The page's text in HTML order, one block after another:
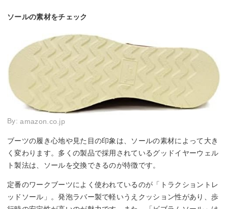
ソールの素材をチェック
By:amazon.co.jp
ブーツの履き心地や見た目の印象は、ソールの素材によって大き
く変わります。多くの製品で採用されているグッドイヤーウェル
ト製法は、ソールを交換できるのが特徴です。
定番のワークブーツによく使われているのが「トラクショントレ
ッドソール」。発泡ラバー製で軽いうえクッション性があり、歩